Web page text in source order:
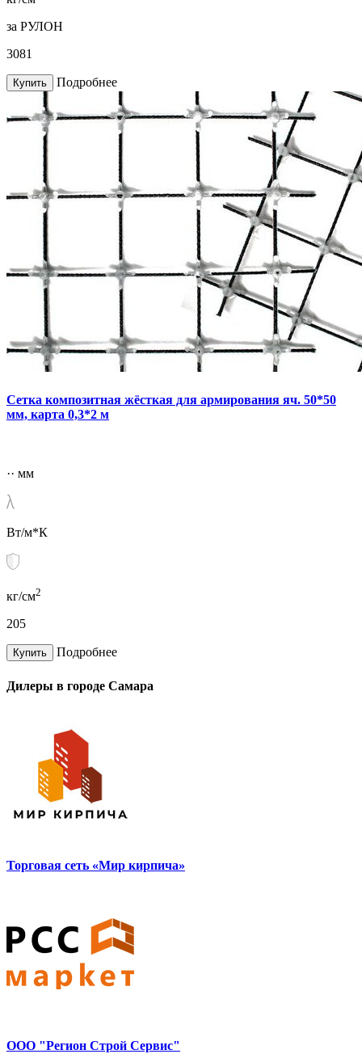
за РУЛОН
3081
Купить Подробнее
Сетка композитная жёсткая для армирования яч. 50*50
мм, карта 0,3*2 м
·· мм
Вт/м*К
кг/см2
205
Купить Подробнее
Дилеры в городе Самара
Торговая сеть «Мир кирпича»
ООО "Регион Строй Сервис"